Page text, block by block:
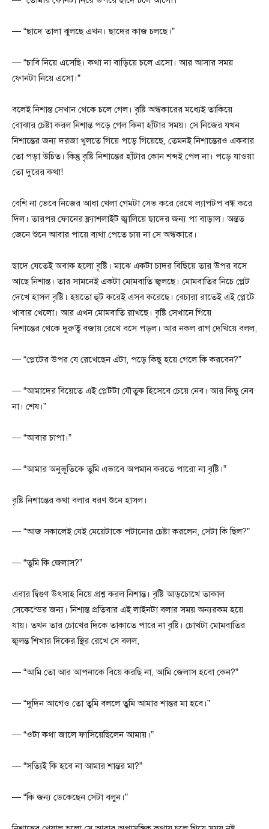
— “ছাদে তালা ঝুলছে এখন। ছাদের কাজ চলছে।”
— “চাবি নিয়ে এসেছি। কথা না বাড়িয়ে চলে এসো। আর আসার সময়
ফোনটা নিয়ে এসো।”
বলেই নিশান্ত সেখান থেকে চলে গেল। বৃষ্টি অন্ধকারের মধ্যেই তাকিয়ে
বোঝার চেষ্টা করল নিশান্ত পড়ে গেল কিনা হাঁটার সময়। সে নিজের যখন
নিশান্তের জন্য দরজা খুলতে গিয়ে পড়ে গিয়েছে, তেমনই নিশান্তেরও একবার
তো পড়া উচিত। কিন্তু বৃষ্টি নিশান্তের হাঁটার কোন শব্দই পেল না। পড়ে যাওয়া
তো দুরের কথা!
বেশি না ভেবে নিজের আধা খেলা গেমটা সেভ করে রেখে ল্যাপটপ বন্ধ করে
দিল। তারপর ফোনের ফ্ল্যাশলাইট জ্বালিয়ে ছাদের জন্য পা বাড়াল। অন্তত
জেনে শুনে আবার পায়ে ব্যথা পেতে চায় না সে অন্ধকারে।
ছাদে যেতেই অবাক হলো বৃষ্টি। মাঝে একটা চাদর বিছিয়ে তার উপর বসে
আছে নিশান্ত। তার সামনেই একটা মোমবাতি জ্বলছে। মোমবাতির নিচে প্লেট
দেখে হাসল বৃষ্টি। হয়তো হুট করেই এসব করেছে। বেচারা রাতেই এই প্লেটে
খাবার খেলো। আর এখন মোমবাতি রাখছে। বৃষ্টি সেখানে গিয়ে
নিশান্তের থেকে দুরুত্ব বজায় রেখে বসে পড়ল। আর নকল রাগ দেখিয়ে বলল,
— “প্লেটের উপর যে রেখেছেন এটা, পড়ে কিছু হয়ে গেলে কি করবেন?”
— “আমাদের বিয়েতে এই প্লেটটা যৌতুক হিসেবে চেয়ে নেব। আর কিছু নেব
না। শেষ।”
— “আবার চাপা।”
— “আমার অনুভূতিকে তুমি এভাবে অপমান করতে পারো না বৃষ্টি।”
বৃষ্টি নিশান্তের কথা বলার ধরণ শুনে হাসল।
— “আজ সকালেই যেই মেয়েটাকে পটানোর চেষ্টা করলেন, সেটা কি ছিল?”
— “তুমি কি জেলাস?”
এবার দ্বিগুণ উৎসাহ নিয়ে প্রশ্ন করল নিশান্ত। বৃষ্টি আড়চোখে তাকাল
সেকেন্ডের জন্য। নিশান্ত প্রতিবার এই লাইনটা বলার সময় অন্যরকম হয়ে
যায়। তখন তার চোখের দিকে তাকাতে পারে না বৃষ্টি। চোখটা মোমবাতির
জ্বলন্ত শিখার দিকের স্থির রেখে সে বলল,
— “আমি তো আর আপনাকে বিয়ে করছি না, আমি জেলাস হবো কেন?”
— “দুদিন আগেও তো তুমি বললে তুমি আমার শান্তর মা হবে।”
— “ওটা কথা জালে ফাসিয়েছিলেন আমায়।”
— “সত্যিই কি হবে না আমার শান্তর মা?”
— “কি জন্য ডেকেছেন সেটা বলুন।”